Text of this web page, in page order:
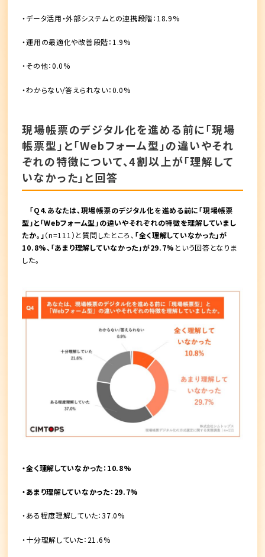
・データ活用・外部システムとの連携段階：18.9%
・運用の最適化や改善段階：1.9%
・その他：0.0%
・わからない/答えられない：0.0%
現場帳票のデジタル化を進める前に「現場
帳票型」と「Webフォーム型」の違いやそれ
ぞれの特徴について、4割以上が「理解して
いなかった」と回答
「Q4.あなたは、現場帳票のデジタル化を進める前に「現場帳票
型」と「Webフォーム型」の違いやそれぞれの特徴を理解していまし
たか。」（n=111）と質問したところ、 「全く理解していなかった」が
10.8%、「あまり理解していなかった」が29.7% という回答となりま
した。
・全く理解していなかった：10.8%
・あまり理解していなかった：29.7%
・ある程度理解していた：37.0%
・十分理解していた：21.6%